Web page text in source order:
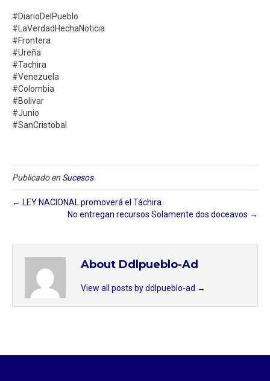
#DiarioDelPueblo
#LaVerdadHechaNoticia
#Frontera
#Ureña
#Tachira
#Venezuela
#Colombia
#Bolivar
#Junio
#SanCristobal
Publicado en Sucesos
← LEY NACIONAL promoverá el Táchira
No entregan recursos Solamente dos doceavos →
About Ddlpueblo-Ad
View all posts by ddlpueblo-ad →